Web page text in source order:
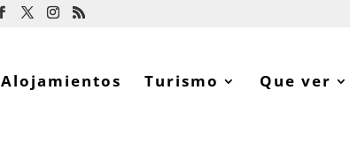
Alojamientos Turismo Que ver